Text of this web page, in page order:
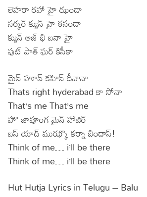
లెహరా రహా హై ఝండా
సర్కర్ క్యున్ హై ఠనండా
క్యున్ ఆజ్ భి బనా హై
ఫుట్ పాత్ ఘర్ కిసీకా
మైన్ హూన్ కహిన్ దీవానా
Thats right hyderabad కా సోనా
That’s me That’s me
హొ జావూంగ మైన్ హాజిర్
బస్ యాద్ ముఝ్కొ కర్నా బిందాస్!
Think of me… i’ll be there
Think of me… i’ll be there
Hut Hutja Lyrics in Telugu – Balu